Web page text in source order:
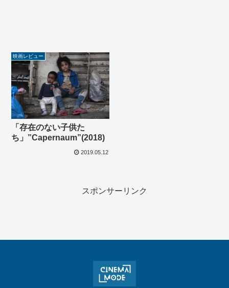
映画レビュー
「存在のない子供た
ち」”Capernaum”(2018)
2019.05.12
スポンサーリンク